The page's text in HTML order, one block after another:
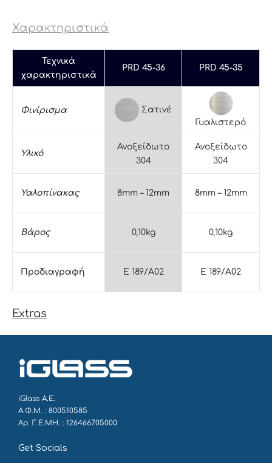
Χαρακτηριστικά
Τεχνικά
χαρακτηριστικά
PRD 45-36 PRD 45-35
Φινίρισμα
Σατινέ
Γυαλιστερό
Υλικό
Ανοξείδωτο
304
Ανοξείδωτο
304
Υαλοπίνακας 8mm – 12mm 8mm – 12mm
Βάρος 0,10kg 0,10kg
Προδιαγραφή E 189/A02 E 189/A02
Extras
iGlass Α.Ε.
Α.Φ.Μ. : 800510585
Αρ. Γ.Ε.ΜΗ. : 126466705000
Get Socials